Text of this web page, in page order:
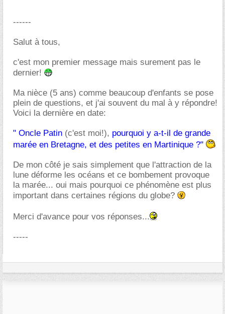
------
Salut à tous,
c'est mon premier message mais surement pas le
dernier!
Ma nièce (5 ans) comme beaucoup d'enfants se pose
plein de questions, et j'ai souvent du mal à y répondre!
Voici la dernière en date:
" Oncle Patin (c'est moi!), pourquoi y a-t-il de grande
marée en Bretagne, et des petites en Martinique ?"
De mon côté je sais simplement que l'attraction de la
lune déforme les océans et ce bombement provoque
la marée... oui mais pourquoi ce phénomène est plus
important dans certaines régions du globe?
Merci d'avance pour vos réponses...
-----